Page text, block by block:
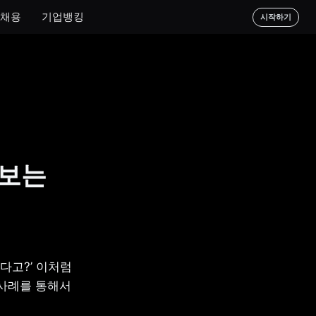
채용 기업뱅킹 시작하기
는
고?’ 이처럼
례를 통해서